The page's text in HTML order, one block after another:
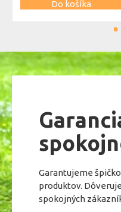
Do košíka
Garantujeme
produktov.
spokojných